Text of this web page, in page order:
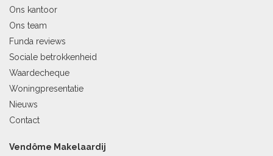
Ons kantoor
Ons team
Funda reviews
Sociale betrokkenheid
Waardecheque
Woningpresentatie
Nieuws
Contact
Vendôme Makelaardij